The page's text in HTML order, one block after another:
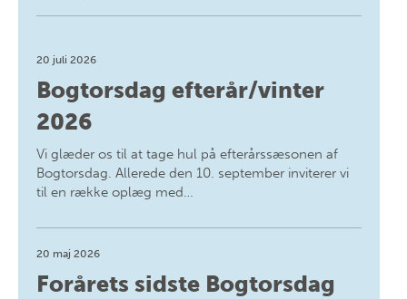
20 juli 2026
Bogtorsdag efterår/vinter
2026
Vi glæder os til at tage hul på efterårssæsonen af
Bogtorsdag. Allerede den 10. september inviterer vi
til en række oplæg med…
20 maj 2026
Forårets sidste Bogtorsdag